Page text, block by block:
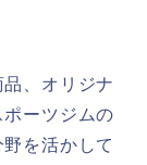
、オリジナ
ーツジムの
を活かして